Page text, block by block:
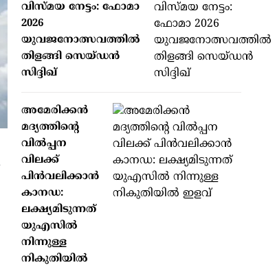
വിസ്മയ നേട്ടം: ഫോമാ
2026
യുവജനോത്സവത്തില്‍
തിളങ്ങി സെയ്ഡന്‍
സിദ്ദിഖ്
അമേരിക്കന്‍
മദ്യത്തിന്റെ
വില്‍പ്പന
വിലക്ക്
പിന്‍വലിക്കാന്‍
കാനഡ:
ലക്ഷ്യമിടുന്നത്
യുഎസില്‍
നിന്നുള്ള
നികുതിയില്‍